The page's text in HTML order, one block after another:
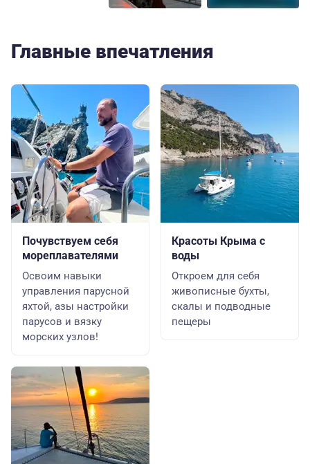
Главные впечатления
Почувствуем себя
мореплавателями
Освоим навыки
управления парусной
яхтой, азы настройки
парусов и вязку
морских узлов!
Красоты Крыма с
воды
Откроем для себя
живописные бухты,
скалы и подводные
пещеры